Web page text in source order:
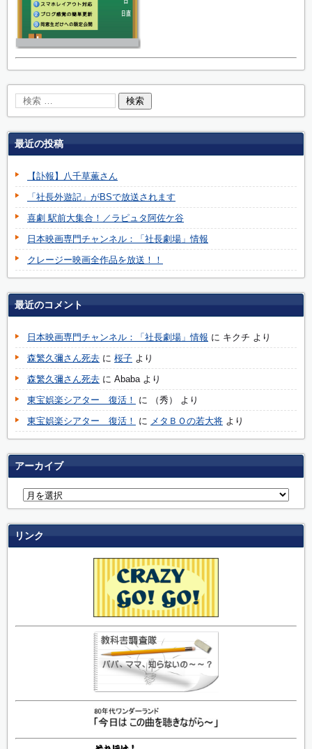
最近の投稿
【訃報】八千草薫さん
「社長外遊記」がBSで放送されます
喜劇 駅前大集合！／ラピュタ阿佐ケ谷
日本映画専門チャンネル：「社長劇場」情報
クレージー映画全作品を放送！！
最近のコメント
日本映画専門チャンネル：「社長劇場」情報 に キクチ より
森繁久彌さん死去 に 桜子 より
森繁久彌さん死去 に Ababaより
東宝娯楽シアター 復活！
に （秀）
より
東宝娯楽シアター 復活！
に メタＢＯの若大将 より
アーカイブ
リンク